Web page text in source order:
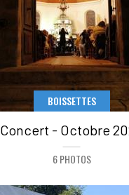
BOISSETTES
Concert - Octobre
6 PHOTOS